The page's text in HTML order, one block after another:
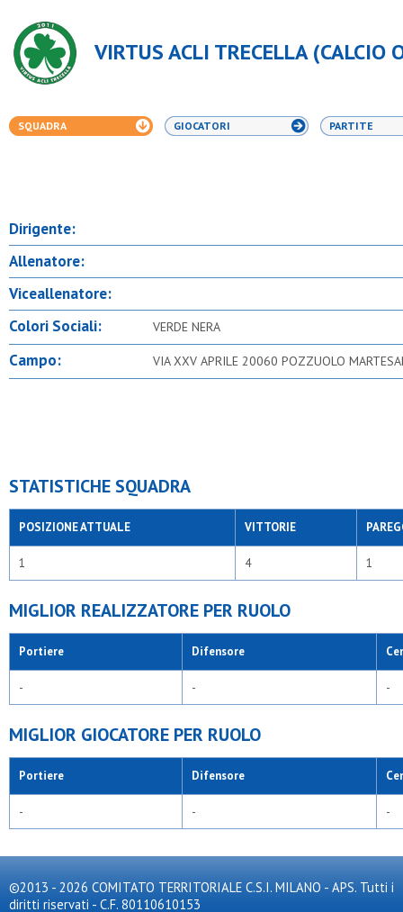
VIRTUS ACLI TRECELLA (CALCIO
SQUADRA GIOCATORI PARTITE
Dirigente:
Allenatore:
Viceallenatore:
Colori Sociali:
VERDE NERA
Campo: VIA XXV APRILE 20060 POZZUOLO
STATISTICHE SQUADRA
POSIZIONE ATTUALE VITTORIE
1 4 1
MIGLIOR REALIZZATORE PER RUOLO
Portiere Difensore
- - -
MIGLIOR GIOCATORE PER RUOLO
Portiere Difensore
- - -
©2013 - 2026 COMITATO TERRITORIALE C.S.I. MILANO - APS. Tutti i
diritti riservati - C.F. 80110610153